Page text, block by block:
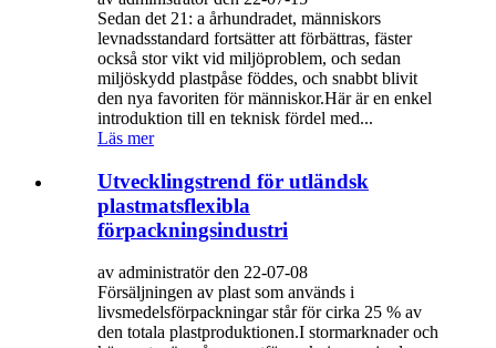
Sedan det 21: a århundradet, människors
levnadsstandard fortsätter att förbättras, fäster
också stor vikt vid miljöproblem, och sedan
miljöskydd plastpåse föddes, och snabbt blivit
den nya favoriten för människor.Här är en enkel
introduktion till en teknisk fördel med...
Läs mer
Utvecklingstrend för utländsk
plastmatsflexibla
förpackningsindustri
av administratör den 22-07-08
Försäljningen av plast som används i
livsmedelsförpackningar står för cirka 25 % av
den totala plastproduktionen.I stormarknader och